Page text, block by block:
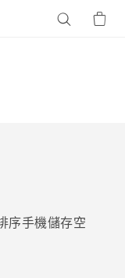
序手機儲存空